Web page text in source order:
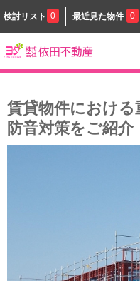
検討リスト 0 最近見た物件 0
賃貸物件における
防音対策をご紹介